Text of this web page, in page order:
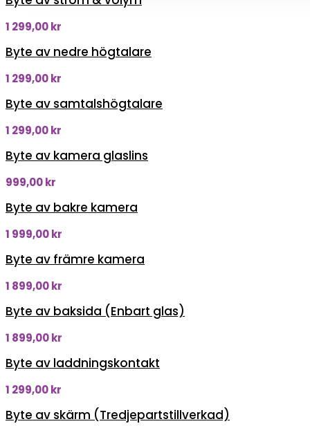
1 299,00kr
Byte av nedre högtalare
1 299,00kr
Byte av samtalshögtalare
1 299,00kr
Byte av kamera glaslins
999,00kr
Byte av bakre kamera
1 999,00kr
Byte av främre kamera
1 899,00kr
Byte av baksida (Enbart glas)
1 899,00kr
Byte av laddningskontakt
1 299,00kr
Byte av skärm (Tredjepartstillverkad)